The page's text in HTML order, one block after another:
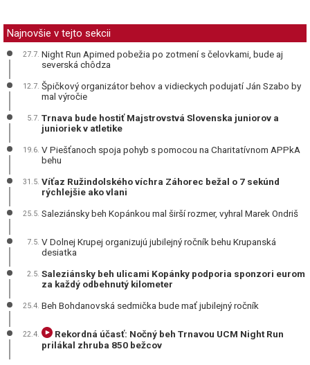
Najnovšie v tejto sekcii
27.7. Night Run Apimed pobežia po zotmení s čelovkami, bude aj
severská chôdza
12.7. Špičkový organizátor behov a vidieckych podujatí Ján Szabo by
mal výročie
5.7. Trnava bude hostiť Majstrovstvá Slovenska juniorov a
junioriek v atletike
19.6. V Piešťanoch spoja pohyb s pomocou na Charitatívnom APPkA
behu
31.5. Víťaz Ružindolského víchra Záhorec bežal o 7 sekúnd
rýchlejšie ako vlani
25.5. Saleziánsky beh Kopánkou mal širší rozmer, vyhral Marek Ondriš
7.5. V Dolnej Krupej organizujú jubilejný ročník behu Krupanská
desiatka
2.5. Saleziánsky beh ulicami Kopánky podporia sponzori eurom
za každý odbehnutý kilometer
25.4. Beh Bohdanovská sedmička bude mať jubilejný ročník
22.4.
Rekordná účasť: Nočný beh Trnavou UCM Night Run
prilákal zhruba 850 bežcov